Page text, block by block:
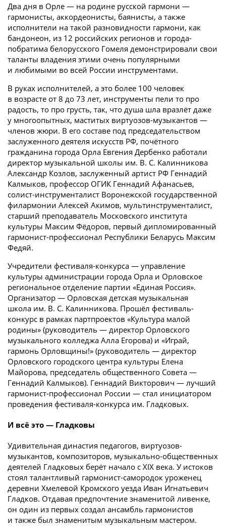
Два дня в Орле — на родине русской гармони —
гармонисты, аккордеонисты, баянисты, а также
исполнители на такой разновидности гармони, как
бандонеон, из 12 российских регионов и города-
побратима белорусского Гомеля демонстрировали свои
таланты владения этими очень популярными
и любимыми во всей России инструментами.
В руках исполнителей, а это более 100 человек
в возрасте от 8 до 73 лет, инструменты пели то про
радость, то про грусть, так, что душа шла вразлёт даже
у многоопытных, маститых виртуозов-музыкантов —
членов жюри. В его составе под председательством
заслуженного деятеля искусств РФ, почётного
гражданина города Орла Евгения Дербенко работали
директор музыкальной школы им. В. С. Калинникова
Александр Козлов, заслуженный артист РФ Геннадий
Калмыков, профессор ОГИК Геннадий Афанасьев,
солист-­инструменталист Воронежской государственной
филармонии Алексей Акимов, мультинструменталист,
старший преподаватель Московского института
культуры Максим Фёдоров, первый дипломированный
гармонист-профессионал Республики Беларусь Максим
Федяй.
Учредители фестиваля-конкурса — управление
культуры администрации города Орла и Орловское
региональное отделение партии «Единая Россия».
Организатор — Орловская детская музыкальная
школа им. В. С. Калинникова. Прошёл фестиваль-
конкурс в рамках партпроектов «Культура малой
родины» (руководитель — директор Орловского
музыкального колледжа Алла Егорова) и «Играй,
гармонь Орловщины!» (руководитель — директор
Орловского городского центра культуры Елена
Майорова, председатель общественного Совета —
Геннадий Калмыков). Геннадий Викторович — лучший
гармонист-профессионал России — стал инициатором
проведения фес­тиваля-конкурса им. Гладковых.
И всё это — Гладковы
Удивительная династия педагогов, виртуозов-
музыкантов, композиторов, музыкально-общественных
деятелей Гладковых берёт начало с XIX века. У истоков
стоял талантливый гармонист-самородок уроженец
деревни Хмелевой Кромского уезда Иван Игнатьевич
Гладков. Отдавая предпочтение знаменитой ливенке,
он один из первых создал ансамбль гармонистов
и также был знаменитым музыкальным мастером.